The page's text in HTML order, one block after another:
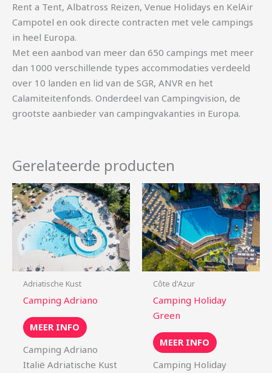
Rent a Tent, Albatross Reizen, Venue Holidays en KelAir
Campotel en ook directe contracten met vele campings
in heel Europa.
Met een aanbod van meer dan 650 campings met meer
dan 1000 verschillende types accommodaties verdeeld
over 10 landen en lid van de SGR, ANVR en het
Calamiteitenfonds. Onderdeel van Campingvision, de
grootste aanbieder van campingvakanties in Europa.
Gerelateerde producten
Adriatische Kust
Camping Adriano
MEER INFO
Camping Adriano
Italië Adriatische Kust
Côte d'Azur
Camping Holiday
Green
MEER INFO
Camping Holiday